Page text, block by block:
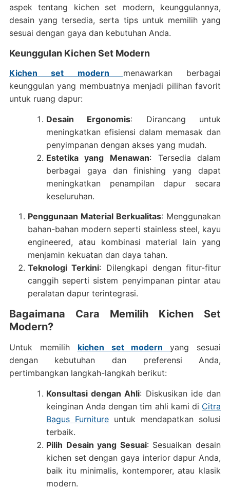
aspek tentang kichen set modern, keunggulannya,
desain yang tersedia, serta tips untuk memilih yang
sesuai dengan gaya dan kebutuhan Anda.
Keunggulan Kichen Set Modern
Kichen set modern menawarkan berbagai
keunggulan yang membuatnya menjadi pilihan favorit
untuk ruang dapur:
Desain Ergonomis: Dirancang untuk
meningkatkan efisiensi dalam memasak dan
penyimpanan dengan akses yang mudah.
Estetika yang Menawan: Tersedia dalam
berbagai gaya dan finishing yang dapat
meningkatkan penampilan dapur secara
keseluruhan.
Penggunaan Material Berkualitas: Menggunakan
bahan-bahan modern seperti stainless steel, kayu
engineered, atau kombinasi material lain yang
menjamin kekuatan dan daya tahan.
Teknologi Terkini: Dilengkapi dengan fitur-fitur
canggih seperti sistem penyimpanan pintar atau
peralatan dapur terintegrasi.
Bagaimana Cara Memilih Kichen Set
Modern?
Untuk memilih kichen set modernyang sesuai
dengan kebutuhan dan preferensi Anda,
pertimbangkan langkah-langkah berikut:
Konsultasi dengan Ahli: Diskusikan ide dan
keinginan Anda dengan tim ahli kami di Citra
Bagus Furnitureuntuk mendapatkan solusi
terbaik.
Pilih Desain yang Sesuai: Sesuaikan desain
kichen set dengan gaya interior dapur Anda,
baik itu minimalis, kontemporer, atau klasik
modern.